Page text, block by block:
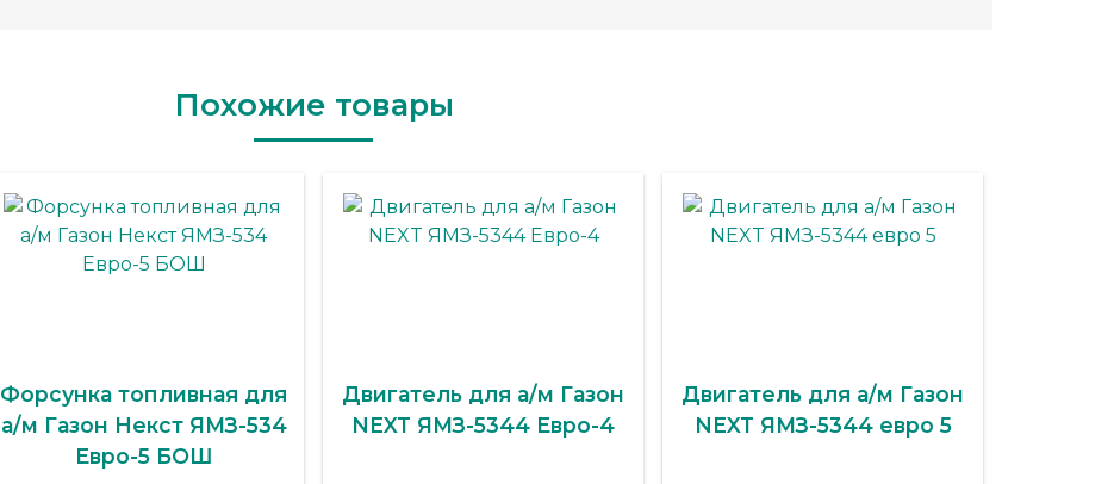
Похожие товары
Форсунка топливная для
а/м Газон Некст ЯМЗ-534
Евро-5 БОШ
Двигатель для а/м Газон
NEXT ЯМЗ-5344 Евро-4
Двигатель для а/м Газон
NEXT ЯМЗ-5344 евро 5